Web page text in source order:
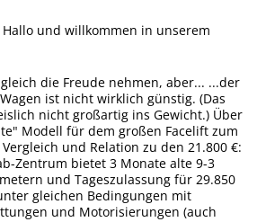
und willkommen in unserem
die Freude nehmen, aber... ...der
ist nicht wirklich günstig. (Das
nicht großartig ins Gewicht.) Über
Modell für dem großen Facelift zum
und Relation zu den 21.800 €:
Zentrum bietet 3 Monate alte 9-3
und Tageszulassung für 29.850
gleichen Bedingungen mit
und Motorisierungen (auch